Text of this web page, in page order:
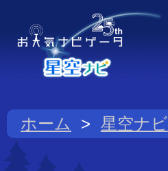
ホーム 星空ナビ